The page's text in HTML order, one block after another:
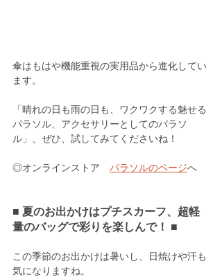
傘はもはや機能重視の実用品から進化してい
ます。
「晴れの日も雨の日も、ワクワクする魅せる
パラソル、アクセサリーとしてのパラソ
ル」、ぜひ、試してみてくださいね！
◎オンラインストア パラソルのページへ
■ 夏のお出かけはプチスカーフ、超軽
量のバッグで彩りを楽しんで！ ■
この季節のお出かけは暑いし、日焼けや汗も
気になりますね。